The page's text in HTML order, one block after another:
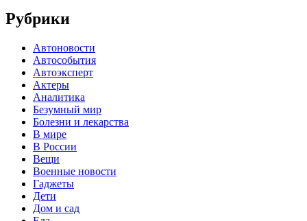
Рубрики
Автоновости
Автособытия
Автоэксперт
Актеры
Аналитика
Безумный мир
Болезни и лекарства
В мире
В России
Вещи
Военные новости
Гаджеты
Дети
Дом и сад